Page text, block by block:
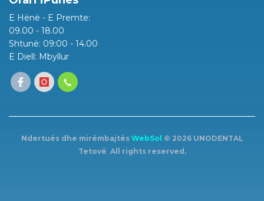
E Hënë - E Premte:
09.00 - 18.00
Shtunë: 09:00 - 14.00
E Diell: Mbyllur
Ndertuës dhe mirëmbajtës WebSol © 2026 UNODENTAL
Tetovë All rights reserved.